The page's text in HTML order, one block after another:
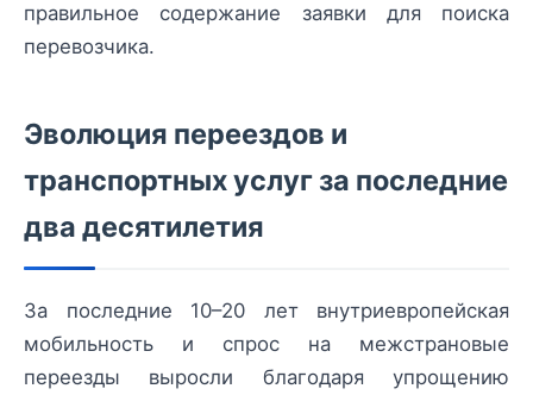
правильное содержание заявки для поиска
перевозчика.
Эволюция переездов и
транспортных услуг за последние
два десятилетия
За последние 10–20 лет внутриевропейская
мобильность и спрос на межстрановые
переезды выросли благодаря упрощению